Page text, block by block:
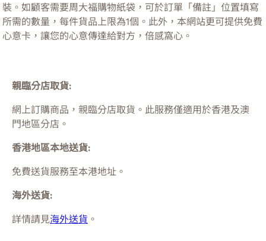
裝。如顧客需要周大福購物紙袋，可於訂單「備註」位置填寫
所需的數量，每件貨品上限為1個。此外，本網站更可提供免費
心意卡，讓您的心意傳達給對方，倍感窩心。
親臨分店取貨:
網上訂購商品，親臨分店取貨。此服務僅適用於香港及澳
門地區分店。
香港地區本地送貨:
免費送貨服務至本港地址。
海外送貨:
詳情請見海外送貨 。